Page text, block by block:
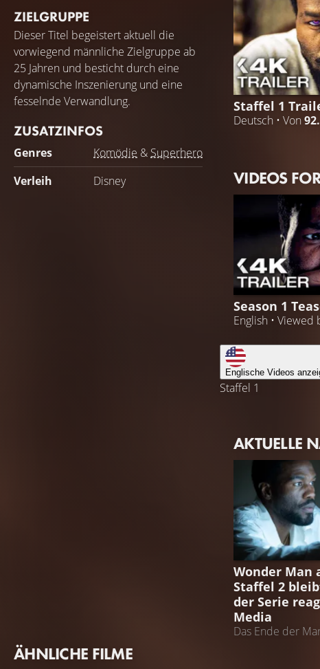
ZIELGRUPPE
Dieser Titel begeistert aktuell die
vorwiegend männliche Zielgruppe ab
25 Jahren und besticht durch eine
dynamische Inszenierung und eine
fesselnde Verwandlung.
ZUSATZINFOS
Genres Komödie & Superhero
Verleih
Disney
Staffel 1
Deutsch • Von
VIDEOS
Season 1
English • Viewed
Englische Videos
Staffel 1
AKTUELLE
WONDER MAN
Wonder Man
Staffel 2
der Serie
Media
Das Ende der
ÄHNLICHE FILME